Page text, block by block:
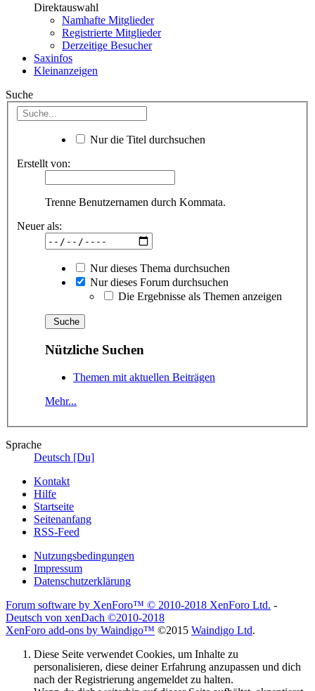
Direktauswahl
Namhafte Mitglieder
Registrierte Mitglieder
Derzeitige Besucher
Saxinfos
Kleinanzeigen
Suche
Nur die Titel durchsuchen
Erstellt von:
Trenne Benutzernamen durch Kommata.
Neuer als:
Nur dieses Thema durchsuchen
Nur dieses Forum durchsuchen
Die Ergebnisse als Themen anzeigen
Nützliche Suchen
Themen mit aktuellen Beiträgen
Mehr...
Sprache
Deutsch [Du]
Kontakt
Hilfe
Startseite
Seitenanfang
RSS-Feed
Nutzungsbedingungen
Impressum
Datenschutzerklärung
Forum software by XenForo™ © 2010-2018 XenForo Ltd. -
Deutsch von xenDach ©2010-2018
XenForo add-ons by Waindigo™ ©2015 Waindigo Ltd.
Diese Seite verwendet Cookies, um Inhalte zu
personalisieren, diese deiner Erfahrung anzupassen und dich
nach der Registrierung angemeldet zu halten.